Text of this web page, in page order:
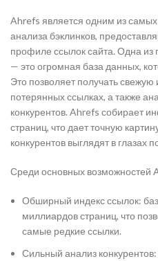
Ahrefs является одним из
анализа бэклинков,
профиле ссылок сайта. Одна из
— это огромная база данных,
Это позволяет получать
потерянных ссылках, а также
конкурентов. Ahrefs собирает
страниц, что дает точную
конкурентов выглядят в глазах
Среди основных возможностей
Обширный индекс ссылок:
миллиардов страниц, что
самые редкие ссылки.
Сильный анализ